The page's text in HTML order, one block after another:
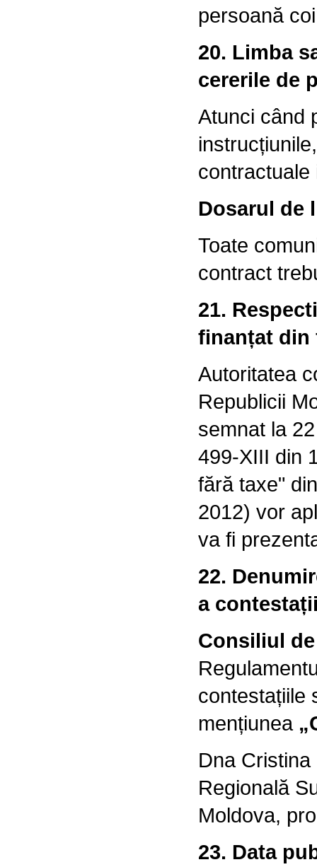
persoană
20. Limba
cererile de
Atunci când
contractuale
Dosarul de
Toate
contract
21.
finanțat din
Autoritatea
Republicii
semnat la
499-XIII din
fără taxe"
2012) vor
va fi
22.
a
Consiliul
contestațiile
mențiunea
Dna
Regională
Moldova,
23. Data